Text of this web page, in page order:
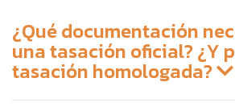
¿Qué documentación
una tasación oficial? ¿Y
tasación homologada?